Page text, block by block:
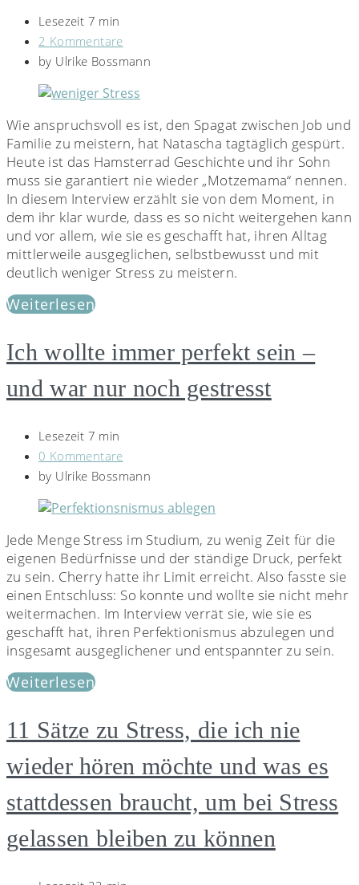
Lesezeit 7 min
2 Kommentare
by Ulrike Bossmann
Wie anspruchsvoll es ist, den Spagat zwischen Job und
Familie zu meistern, hat Natascha tagtäglich gespürt.
Heute ist das Hamsterrad Geschichte und ihr Sohn
muss sie garantiert nie wieder „Motzemama“ nennen.
In diesem Interview erzählt sie von dem Moment, in
dem ihr klar wurde, dass es so nicht weitergehen kann
und vor allem, wie sie es geschafft hat, ihren Alltag
mittlerweile ausgeglichen, selbstbewusst und mit
deutlich weniger Stress zu meistern.
Weiterlesen
Ich wollte immer perfekt sein –
und war nur noch gestresst
Lesezeit 7 min
0 Kommentare
by Ulrike Bossmann
Jede Menge Stress im Studium, zu wenig Zeit für die
eigenen Bedürfnisse und der ständige Druck, perfekt
zu sein. Cherry hatte ihr Limit erreicht. Also fasste sie
einen Entschluss: So konnte und wollte sie nicht mehr
weitermachen. Im Interview verrät sie, wie sie es
geschafft hat, ihren Perfektionismus abzulegen und
insgesamt ausgeglichener und entspannter zu sein.
Weiterlesen
11 Sätze zu Stress, die ich nie
wieder hören möchte und was es
stattdessen braucht, um bei Stress
gelassen bleiben zu können